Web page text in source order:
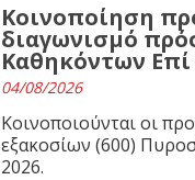
Κοινοποίηση
διαγωνισμό
Καθηκόντων Επί
04/08/2026
Κοινοποιούνται οι
εξακοσίων (600)
2026.